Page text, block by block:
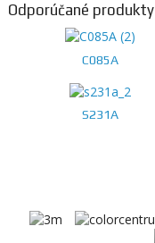
Odporúčané produkty
C085A
S231A